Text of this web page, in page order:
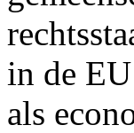
in de
als